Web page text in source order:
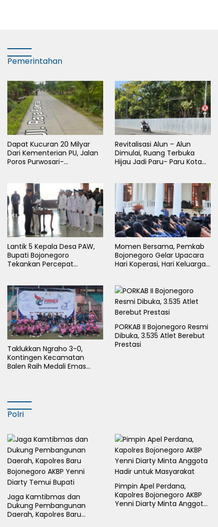
Pemerintahan
Dapat Kucuran 20 Milyar
Dari Kementerian PU, Jalan
Poros Purwosari-
Revitalisasi Alun – Alun
Dimulai, Ruang Terbuka
Hijau Jadi Paru- Paru Kota
Lantik 5 Kepala Desa PAW,
Bupati Bojonegoro
Tekankan Percepat
Momen Bersama, Pemkab
Bojonegoro Gelar Upacara
Hari Koperasi, Hari Keluarga
Taklukkan Ngraho 3-0,
Kontingen Kecamatan
Balen Raih Medali Emas
PORKAB II Bojonegoro Resmi
Dibuka, 3.535 Atlet Berebut
Prestasi
Polri
Jaga Kamtibmas dan
Dukung Pembangunan
Daerah, Kapolres Baru
Pimpin Apel Perdana,
Kapolres Bojonegoro AKBP
Yenni Diarty Minta Anggota